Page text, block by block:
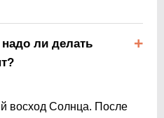
ли делать
восход Солнца. После